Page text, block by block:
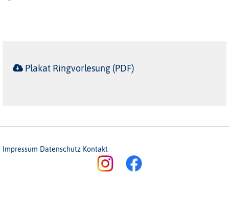
Plakat Ringvorlesung (PDF)
Impressum Datenschutz Kontakt